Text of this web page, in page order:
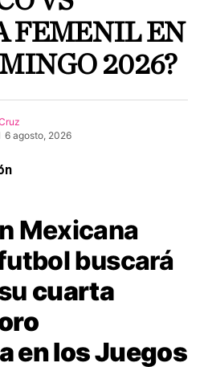
FEMENIL EN
2026?
6 agosto, 2026
Mexicana
buscará
cuarta
en los Juegos